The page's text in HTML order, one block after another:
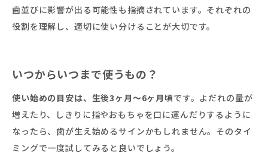
歯並びに影響が出る可能性も指摘されています。それぞれの
役割を理解し、適切に使い分けることが大切です。
いつからいつまで使うもの？
使い始めの目安は、生後3ヶ月〜6ヶ月頃です。よだれの量が
増えたり、しきりに指やおもちゃを口に運んだりするように
なったら、歯が生え始めるサインかもしれません。そのタイ
ミングで一度試してみると良いでしょう。